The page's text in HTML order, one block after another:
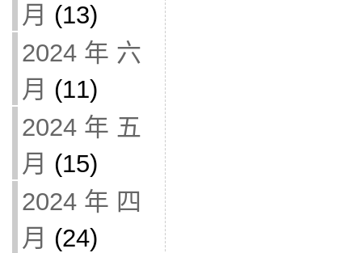
月 (13)
2024 年 六
月 (11)
2024 年 五
月 (15)
2024 年 四
月 (24)